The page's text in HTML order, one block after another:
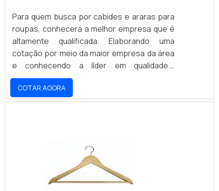
Para quem busca por cabides e araras para
roupas, conhecerá a melhor empresa que é
altamente qualificada. Elaborando uma
cotação por meio da maior empresa da área
e conhecendo a líder em qualidade.É
importante lembrar que o serviço deve ser
prestado por empresas especializadas.
Esse tipo de cuidado ajuda a garantir a
poupar gastos desnecessários.UM POUCO
MAIS SOBRE CABIDES E ARARAS PARA
ROUPASSe alguém pesquisar cabides e
araras para roupas, consegue encontrar o
COTAR AGORA